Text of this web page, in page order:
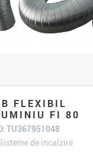
FLEXIBIL
FI 80
TU367951048
de incalzire